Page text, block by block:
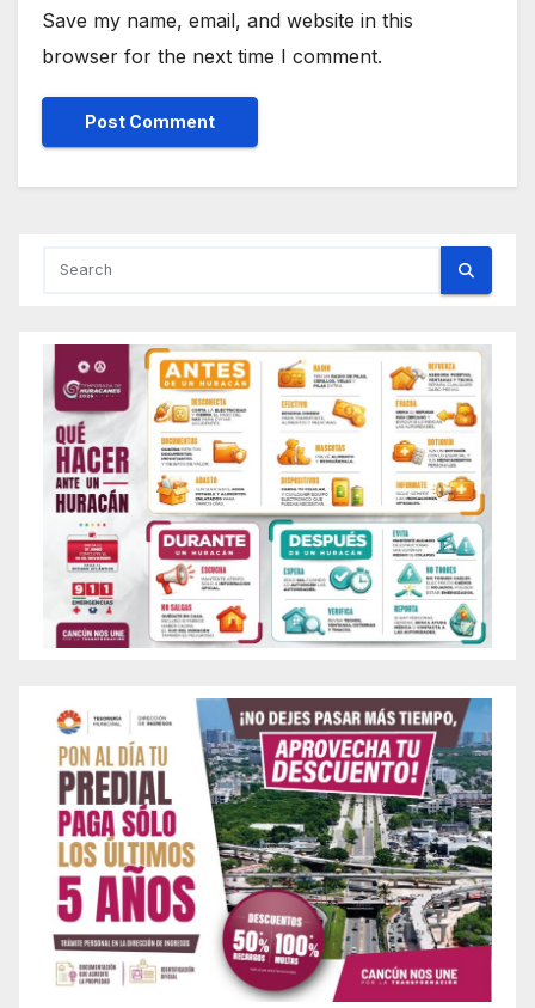
Save my name, email, and website in this
browser for the next time I comment.